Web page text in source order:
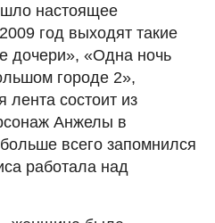
настоящее
год выходят такие
дочери», «Одна ночь
городе 2»,
состоит из
Анжелы в
всего запомнился
работала над